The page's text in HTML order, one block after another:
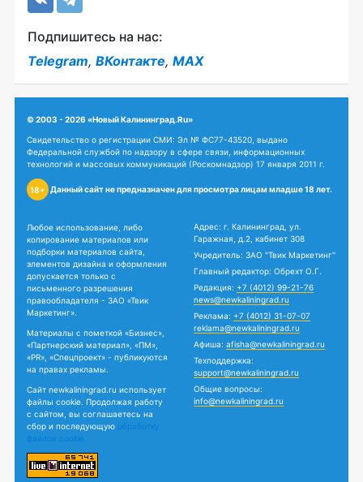
Подпишитесь на нас:
Telegram, ВКонтакте, MAX
© 2003 - 2026 «Новый Калининград.Ru»
Свидетельство о регистрации СМИ: Эл № ФС77-43520, выдано
Федеральной службой по надзору в сфере связи, информационных
технологий и массовых коммуникаций (Роскомнадзор) 17 января 2011 г.
18+ Данный сайт не предназначен для просмотра лицам младше 18 лет.
Любое использование, либо
копирование материалов или
подборки материалов сайта,
элементов дизайна и оформления
допускается только с
письменного разрешения
правообладателя - ЗАО «Твик
Маркетинг».
Материалы с пометкой «Бизнес»,
«Партнерский материал», «ПМ»,
«PR», «Спецпроект» - публикуются
на правах рекламы.
Сайт newkaliningrad.ru использует
файлы cookie. Продолжая работу
с сайтом, вы соглашаетесь на
сбор и последующую обработку
файлов cookie.
Адрес: г. Калининград, ул.
Гаражная, д.2, кабинет 308
Учредитель: ЗАО "Твик Маркетинг"
Главный редактор: Обрехт О.Г.
Редакция: +7 (4012) 99-21-76
news@newkaliningrad.ru
Реклама: +7 (4012) 31-07-07
reklama@newkaliningrad.ru
Афиша: afisha@newkaliningrad.ru
Техподдержка:
support@newkaliningrad.ru
Общие вопросы:
info@newkaliningrad.ru